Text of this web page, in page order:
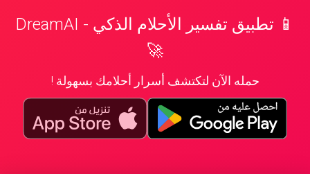
📱 تطبيق تفسير الأحلام الذكي - DreamAI
🚀
حمله الآن لتكتشف أسرار أحلامك بسهولة !